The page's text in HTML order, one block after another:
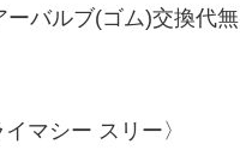
バルブ(ゴム)交換代無
マシー スリー〉